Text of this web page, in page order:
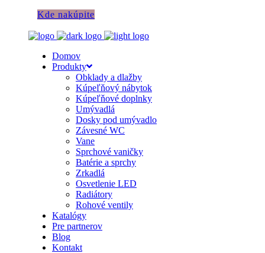
Kde nakúpite
Domov
Produkty
Obklady a dlažby
Kúpeľňový nábytok
Kúpeľňové doplnky
Umývadlá
Dosky pod umývadlo
Závesné WC
Vane
Sprchové vaničky
Batérie a sprchy
Zrkadlá
Osvetlenie LED
Radiátory
Rohové ventily
Katalógy
Pre partnerov
Blog
Kontakt